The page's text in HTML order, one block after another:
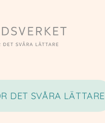
DET SVÅRA LÄTTARE